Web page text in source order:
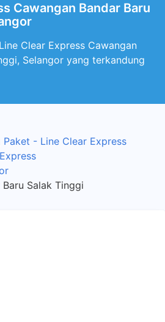
Cawangan Bandar Baru
Clear Express Cawangan
Selangor yang terkandung
Paket - Line Clear Express
Salak Tinggi